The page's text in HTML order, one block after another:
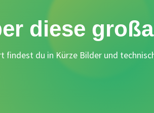
diese
findest du in Kürze Bilder und